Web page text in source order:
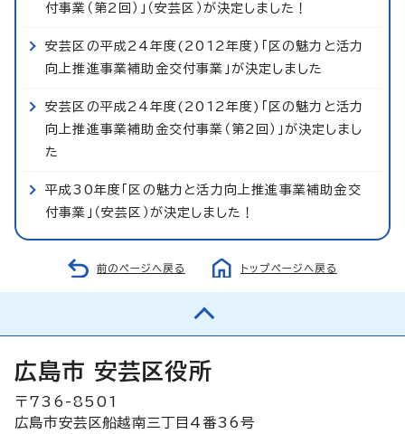
付事業（第2回）」（安芸区）が決定しました！
安芸区の平成24年度(2012年度)「区の魅力と活力
向上推進事業補助金交付事業」が決定しました
安芸区の平成24年度(2012年度)「区の魅力と活力
向上推進事業補助金交付事業（第2回）」が決定しまし
た
平成30年度「区の魅力と活力向上推進事業補助金交
付事業」（安芸区）が決定しました！
前のページへ戻る トップページへ戻る
広島市 安芸区役所
〒736-8501
広島市安芸区船越南三丁目4番36号